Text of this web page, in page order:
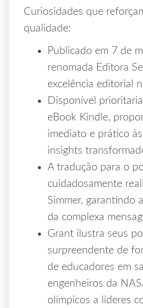
Curiosidades que
qualidade:
Publicado em 7 de
renomada Editora
excelência editorial
Disponível
eBook Kindle,
imediato e prático
insights
A tradução para o
cuidadosamente
Simmer, garantindo
da complexa
Grant ilustra seus
surpreendente de
de educadores em
engenheiros da
olímpicos a líderes